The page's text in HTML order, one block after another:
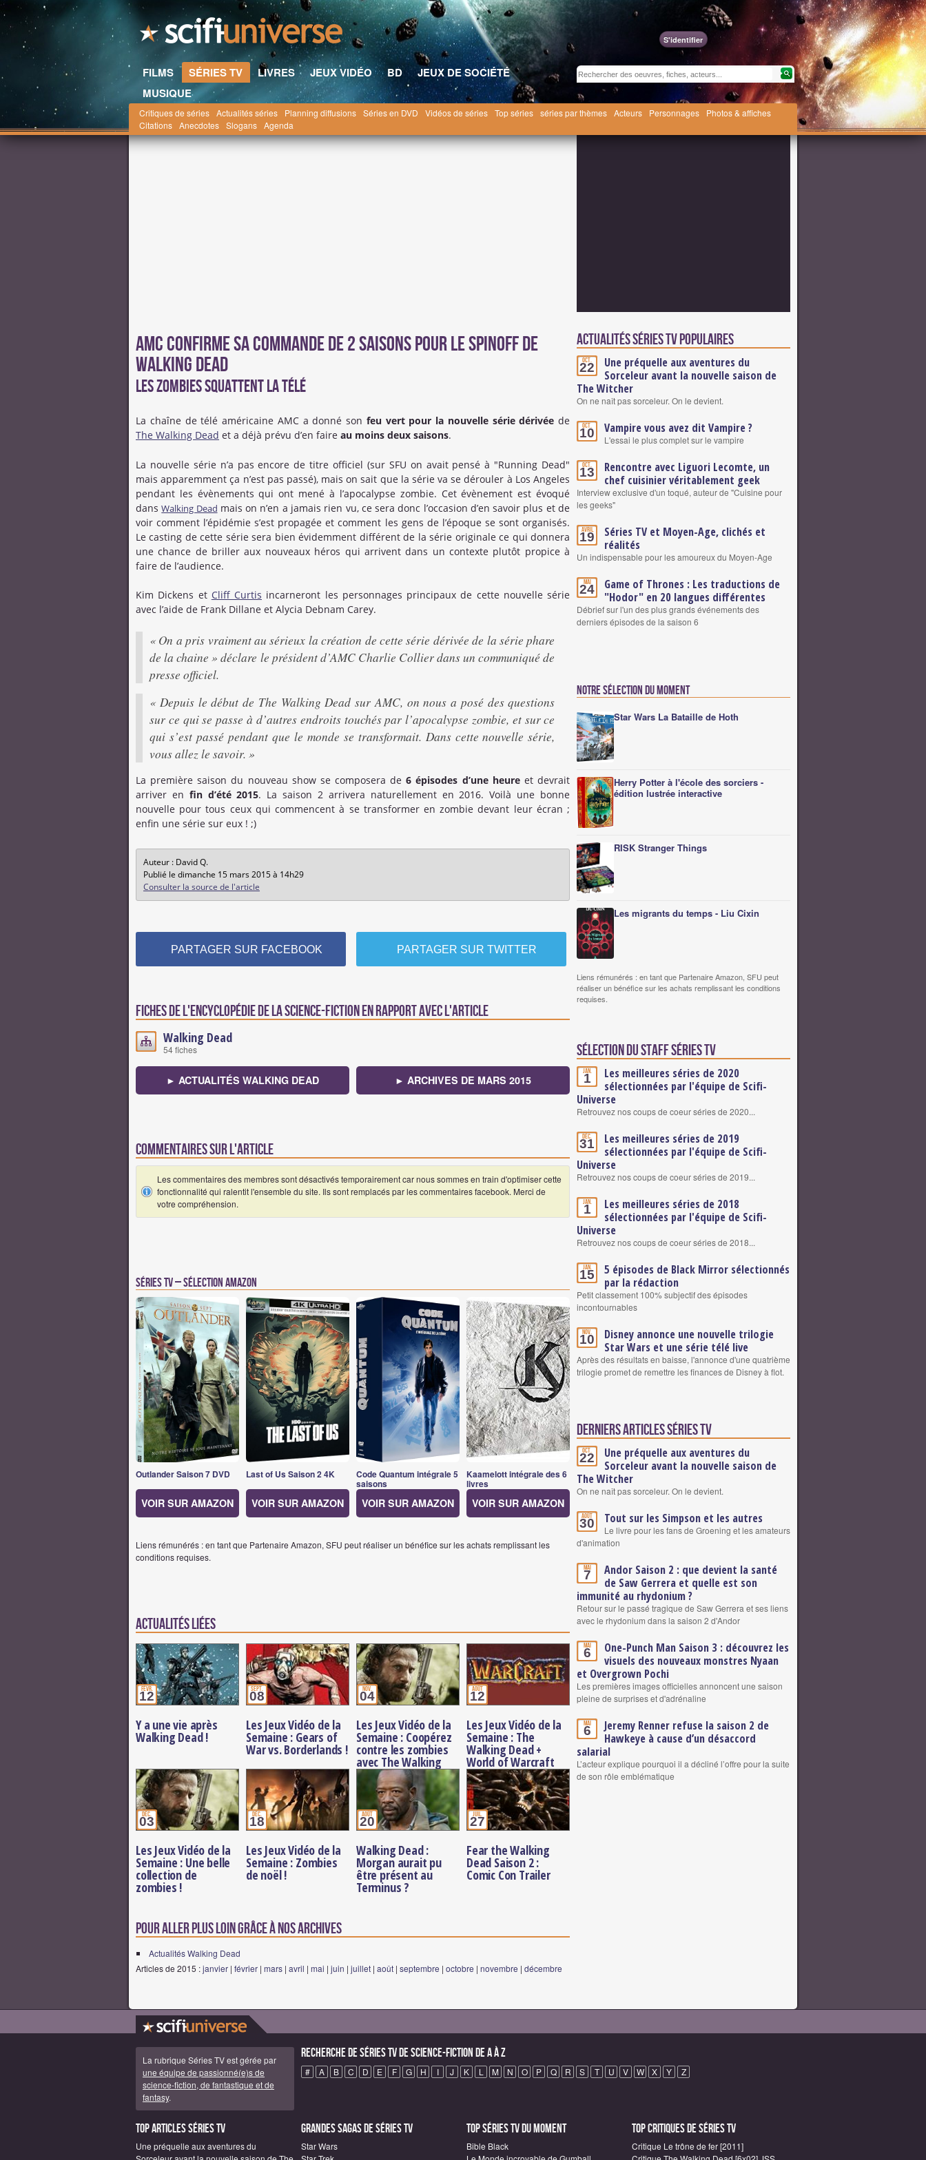
S'identifier
FILMS SÉRIES TV LIVRES JEUX VIDÉO BD
JEUX DE SOCIÉTÉ
MUSIQUE
Critiques de séries Actualités séries Planning diffusions Séries en DVD Vidéos de séries Top séries séries par thèmes Acteurs Personnages
Photos & affiches
Citations Anecdotes Slogans Agenda
Scifi-Universe.com Séries TV Actualités mars 2015
AMC confirme sa commande de 2 saisons pour le spinoff de
Walking Dead
Les zombies squattent la télé
La chaîne de télé américaine AMC a donné son feu vert pour la nouvelle série dérivée de
The Walking Dead et a déjà prévu d’en faire au moins deux saisons.
La nouvelle série n’a pas encore de titre officiel (sur SFU on avait pensé à "Running Dead"
mais apparemment ça n’est pas passé), mais on sait que la série va se dérouler à Los Angeles
pendant les évènements qui ont mené à l’apocalypse zombie. Cet évènement est évoqué
dansWalking Dead mais on n’en a jamais rien vu, ce sera donc l’occasion d’en savoir plus et de
voir comment l’épidémie s’est propagée et comment les gens de l’époque se sont organisés.
Le casting de cette série sera bien évidemment différent de la série originale ce qui donnera
une chance de briller aux nouveaux héros qui arrivent dans un contexte plutôt propice à
faire de l’audience.
Kim Dickens et Cliff Curtis incarneront les personnages principaux de cette nouvelle série
avec l’aide de Frank Dillane et Alycia Debnam Carey.
« On a pris vraiment au sérieux la création de cette série dérivée de la série phare
de la chaine » déclare le président d’AMC Charlie Collier dans un communiqué de
presse officiel.
« Depuis le début de The Walking Dead sur AMC, on nous a posé des questions
sur ce qui se passe à d’autres endroits touchés par l’apocalypse zombie, et sur ce
qui s’est passé pendant que le monde se transformait. Dans cette nouvelle série,
vous allez le savoir. »
La première saison du nouveau show se composera de6 épisodes d’une heureet devrait
arriver en fin d’été 2015. La saison 2 arrivera naturellement en 2016. Voilà une bonne
nouvelle pour tous ceux qui commencent à se transformer en zombie devant leur écran ;
enfin une série sur eux ! ;)
Auteur : David Q.
Publié le dimanche 15 mars 2015 à 14h29
Consulter la source de l'article
PARTAGER SUR FACEBOOK PARTAGER SUR TWITTER
Fiches de l'encyclopédie de la science-fiction en rapport avec l'article
Walking Dead
54 fiches
► ACTUALITÉS WALKING DEAD ► ARCHIVES DE MARS 2015
Commentaires sur l'article
Les commentaires des membres sont désactivés temporairement car nous sommes en train d'optimiser cette
fonctionnalité qui ralentit l'ensemble du site. Ils sont remplacés par les commentaires facebook. Merci de
votre compréhension.
Séries TV – Sélection Amazon
Outlander Saison 7 DVD
VOIR SUR AMAZON
Last of Us Saison 2 4K
VOIR SUR AMAZON
Code Quantum intégrale 5
saisons
VOIR SUR AMAZON
Kaamelott intégrale des 6
livres
VOIR SUR AMAZON
Liens rémunérés : en tant que Partenaire Amazon, SFU peut réaliser un bénéfice sur les achats remplissant les
conditions requises.
Actualités Liées
févr.
12
Y a une vie après
Walking Dead !
sept.
08
Les Jeux Vidéo de la
Semaine : Gears of
War vs. Borderlands !
nov.
04
Les Jeux Vidéo de la
Semaine : Coopérez
contre les zombies
avec The Walking
Dead !
août
12
Les Jeux Vidéo de la
Semaine : The
Walking Dead +
World of Warcraft
déc.
03
Les Jeux Vidéo de la
Semaine : Une belle
collection de
zombies !
déc.
18
Les Jeux Vidéo de la
Semaine : Zombies
de noël !
août
20
Walking Dead :
Morgan aurait pu
être présent au
Terminus ?
juil.
27
Fear the Walking
Dead Saison 2 :
Comic Con Trailer
Pour aller plus loin grâce à nos archives
Actualités Walking Dead
Articles de 2015 :janvier | février | mars | avril | mai | juin | juillet | août | septembre | octobre | novembre | décembre
Actualités Séries TV populaires
Oct.
22
Une préquelle aux aventures du
Sorceleur avant la nouvelle saison de
The Witcher
On ne naît pas sorceleur. On le devient.
Oct.
10 Vampire vous avez dit Vampire ?
L'essai le plus complet sur le vampire
Oct.
13
Rencontre avec Liguori Lecomte, un
chef cuisinier véritablement geek
Interview exclusive d'un toqué, auteur de "Cuisine pour
les geeks"
Avril
19
Séries TV et Moyen-Age, clichés et
réalités
Un indispensable pour les amoureux du Moyen-Age
Mai
24
Game of Thrones : Les traductions de
"Hodor" en 20 langues différentes
Débrief sur l'un des plus grands événements des
derniers épisodes de la saison 6
Notre sélection du moment
Star Wars La Bataille de Hoth
Herry Potter à l'école des sorciers -
édition lustrée interactive
RISK Stranger Things
Les migrants du temps - Liu Cixin
Liens rémunérés : en tant que Partenaire Amazon, SFU peut
réaliser un bénéfice sur les achats remplissant les conditions
requises.
Sélection du staff Séries TV
Jan.
1
Les meilleures séries de 2020
sélectionnées par l'équipe de Scifi-
Universe
Retrouvez nos coups de coeur séries de 2020...
Déc.
31
Les meilleures séries de 2019
sélectionnées par l'équipe de Scifi-
Universe
Retrouvez nos coups de coeur séries de 2019...
Jan.
1
Les meilleures séries de 2018
sélectionnées par l'équipe de Scifi-
Universe
Retrouvez nos coups de coeur séries de 2018...
Jan.
15
5 épisodes de Black Mirror sélectionnés
par la rédaction
Petit classement 100% subjectif des épisodes
incontournables
Nov.
10
Disney annonce une nouvelle trilogie
Star Wars et une série télé live
Après des résultats en baisse, l'annonce d'une quatrième
trilogie promet de remettre les finances de Disney à flot.
Derniers articles Séries TV
Oct.
22
Une préquelle aux aventures du
Sorceleur avant la nouvelle saison de
The Witcher
On ne naît pas sorceleur. On le devient.
Août
30 Tout sur les Simpson et les autres
Le livre pour les fans de Groening et les amateurs
d'animation
Mai
7
Andor Saison 2 : que devient la santé
de Saw Gerrera et quelle est son
immunité au rhydonium ?
Retour sur le passé tragique de Saw Gerrera et ses liens
avec le rhydonium dans la saison 2 d'Andor
Mai
6
One-Punch Man Saison 3 : découvrez les
visuels des nouveaux monstres Nyaan
et Overgrown Pochi
Les premières images officielles annoncent une saison
pleine de surprises et d'adrénaline
Mai
6
Jeremy Renner refuse la saison 2 de
Hawkeye à cause d’un désaccord
salarial
L’acteur explique pourquoi il a décliné l’offre pour la suite
de son rôle emblématique
La rubrique Séries TV est gérée par
une équipe de passionné(e)s de
science-fiction, de fantastique et de
fantasy.
Recherche de Séries TV de science-fiction de A à Z
# A B C D E F G H I J K L M N O P Q R S T U V W X Y Z
Top articles Séries TV
Une préquelle aux aventures du
Grandes sagas de Séries TV
Star Wars
Top Séries TV du moment
Bible Black
Top critiques de Séries TV
Critique Le trône de fer [2011]